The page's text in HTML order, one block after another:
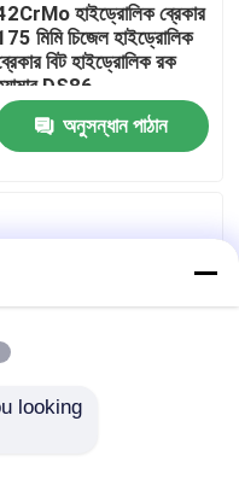
হাইড্রোলিক ব্রেকার
মিমি চিজেল হাইড্রোলিক
বিট হাইড্রোলিক রক
DS86
অনুসন্ধান পাঠান
looking